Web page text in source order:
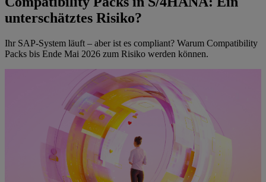
unterschätztes Risiko?
Ihr SAP-System läuft – aber ist es compliant? Warum Compatibility
Packs bis Ende Mai 2026 zum Risiko werden können.